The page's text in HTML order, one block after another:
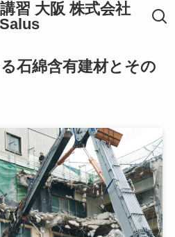
習 大阪 株式会社
Salus
石綿含有建材とその